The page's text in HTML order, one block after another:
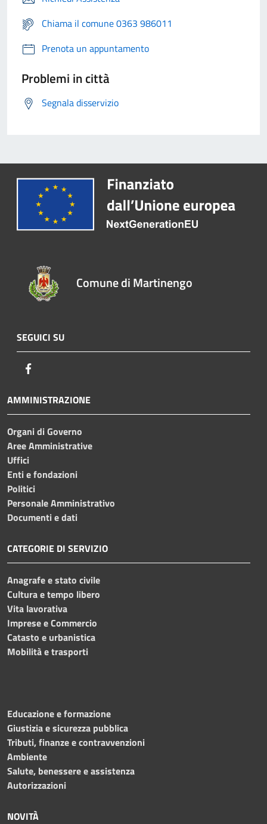
Chiama il comune 0363 986011
Prenota un appuntamento
Problemi in città
Segnala disservizio
Comune di Martinengo
SEGUICI SU
AMMINISTRAZIONE
Organi di Governo
Aree Amministrative
Uffici
Enti e fondazioni
Politici
Personale Amministrativo
Documenti e dati
CATEGORIE DI SERVIZIO
Anagrafe e stato civile
Cultura e tempo libero
Vita lavorativa
Imprese e Commercio
Catasto e urbanistica
Mobilità e trasporti
Educazione e formazione
Giustizia e sicurezza pubblica
Tributi, finanze e contravvenzioni
Ambiente
Salute, benessere e assistenza
Autorizzazioni
NOVITÀ